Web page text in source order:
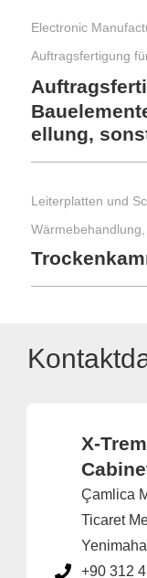
Electronic
ellung,
X-
Çamlica
Ticaret
+90 312